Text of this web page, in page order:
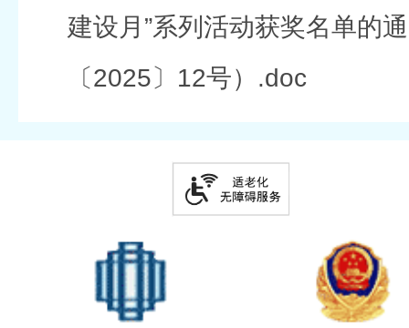
建设月”系列活动获奖名单的
〔2025〕12号）.doc